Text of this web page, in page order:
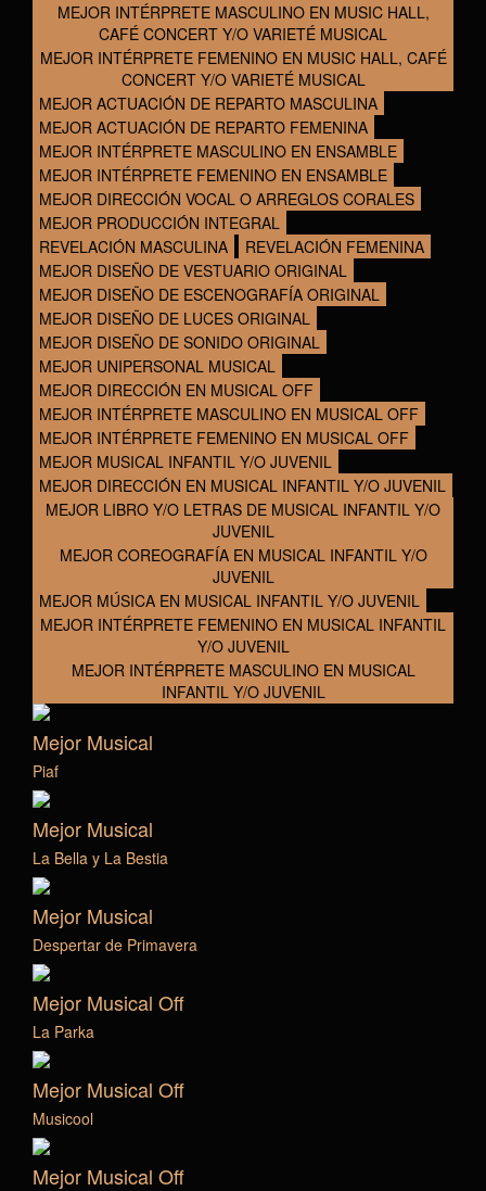
MEJOR INTÉRPRETE MASCULINO EN MUSIC HALL,
CAFÉ CONCERT Y/O VARIETÉ MUSICAL
MEJOR INTÉRPRETE FEMENINO EN MUSIC HALL, CAFÉ
CONCERT Y/O VARIETÉ MUSICAL
MEJOR ACTUACIÓN DE REPARTO MASCULINA
MEJOR ACTUACIÓN DE REPARTO FEMENINA
MEJOR INTÉRPRETE MASCULINO EN ENSAMBLE
MEJOR INTÉRPRETE FEMENINO EN ENSAMBLE
MEJOR DIRECCIÓN VOCAL O ARREGLOS CORALES
MEJOR PRODUCCIÓN INTEGRAL
REVELACIÓN MASCULINA
REVELACIÓN FEMENINA
MEJOR DISEÑO DE VESTUARIO ORIGINAL
MEJOR DISEÑO DE ESCENOGRAFÍA ORIGINAL
MEJOR DISEÑO DE LUCES ORIGINAL
MEJOR DISEÑO DE SONIDO ORIGINAL
MEJOR UNIPERSONAL MUSICAL
MEJOR DIRECCIÓN EN MUSICAL OFF
MEJOR INTÉRPRETE MASCULINO EN MUSICAL OFF
MEJOR INTÉRPRETE FEMENINO EN MUSICAL OFF
MEJOR MUSICAL INFANTIL Y/O JUVENIL
MEJOR DIRECCIÓN EN MUSICAL INFANTIL Y/O JUVENIL
MEJOR LIBRO Y/O LETRAS DE MUSICAL INFANTIL Y/O
JUVENIL
MEJOR COREOGRAFÍA EN MUSICAL INFANTIL Y/O
JUVENIL
MEJOR MÚSICA EN MUSICAL INFANTIL Y/O JUVENIL
MEJOR INTÉRPRETE FEMENINO EN MUSICAL INFANTIL
Y/O JUVENIL
MEJOR INTÉRPRETE MASCULINO EN MUSICAL
INFANTIL Y/O JUVENIL
Mejor Musical
Piaf
Mejor Musical
La Bella y La Bestia
Mejor Musical
Despertar de Primavera
Mejor Musical Off
La Parka
Mejor Musical Off
Musicool
Mejor Musical Off